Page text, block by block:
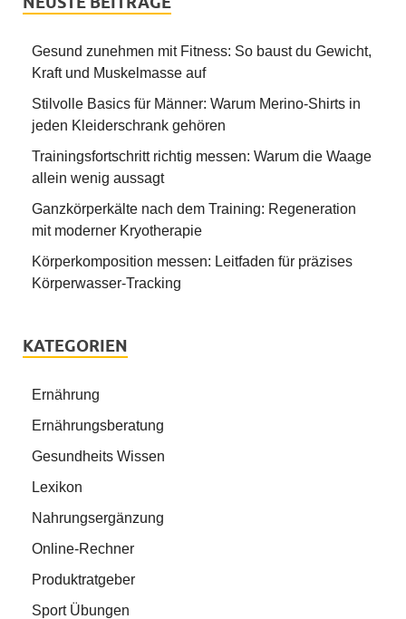
Gesund zunehmen mit Fitness: So baust du Gewicht,
Kraft und Muskelmasse auf
Stilvolle Basics für Männer: Warum Merino-Shirts in
jeden Kleiderschrank gehören
Trainingsfortschritt richtig messen: Warum die Waage
allein wenig aussagt
Ganzkörperkälte nach dem Training: Regeneration
mit moderner Kryotherapie
Körperkomposition messen: Leitfaden für präzises
Körperwasser-Tracking
KATEGORIEN
Ernährung
Ernährungsberatung
Gesundheits Wissen
Lexikon
Nahrungsergänzung
Online-Rechner
Produktratgeber
Sport Übungen